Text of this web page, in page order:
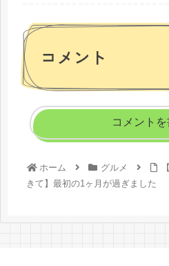
コメント
コメント
ホーム グルメ
きて】最初の1ヶ月が過ぎました